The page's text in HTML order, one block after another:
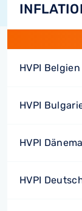
HVPI Belgien
HVPI
HVPI
HVPI